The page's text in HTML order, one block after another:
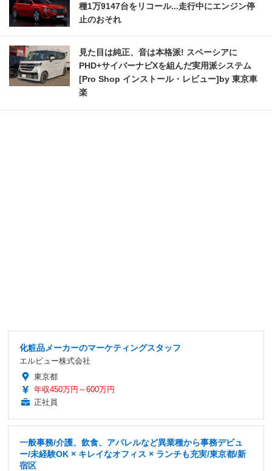
種1万9147台をリコール...走行中にエンジン停
止のおそれ
見た目は純正、音は本格派! スペーシアに
PHD+サイバーナビXを組んだ実用派システム
[Pro Shop インストール・レビュー]by 東京車
楽
化粧品メーカーのマーケティングスタッフ
エルビュー株式会社
東京都
年収450万円～600万円
正社員
一般事務/介護、飲食、アパレルなど異業種から事務デビュ
ー/未経験OK × キレイなオフィス × ランチも充実/東京都/新
宿区